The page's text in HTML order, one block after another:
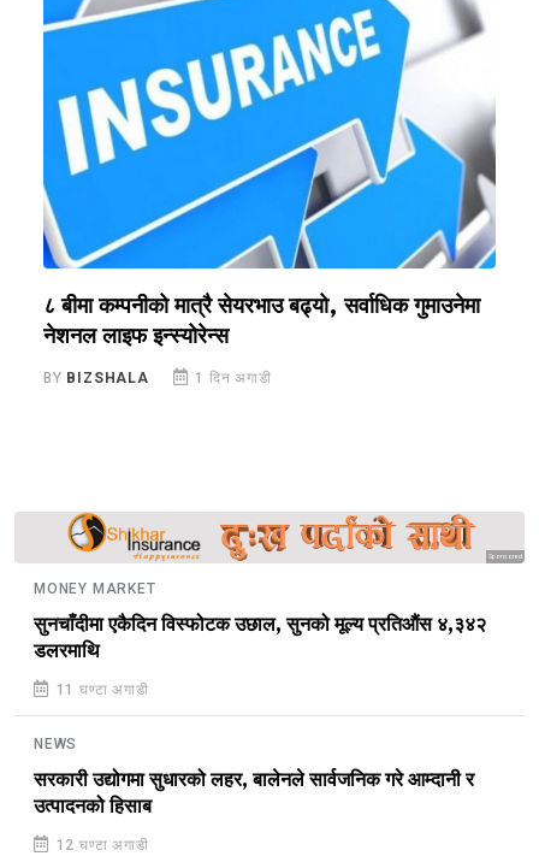
८ बीमा कम्पनीको मात्रै सेयरभाउ बढ्यो, सर्वाधिक गुमाउनेमा
नेशनल लाइफ इन्स्योरेन्स
BY BIZSHALA 1 दिन अगाडी
Sponsored
MONEY MARKET
सुनचाँदीमा एकैदिन विस्फोटक उछाल, सुनको मूल्य प्रतिऔंस ४,३४२
डलरमाथि
11 घण्टा अगाडी
NEWS
सरकारी उद्योगमा सुधारको लहर, बालेनले सार्वजनिक गरे आम्दानी र
उत्पादनको हिसाब
12 घण्टा अगाडी